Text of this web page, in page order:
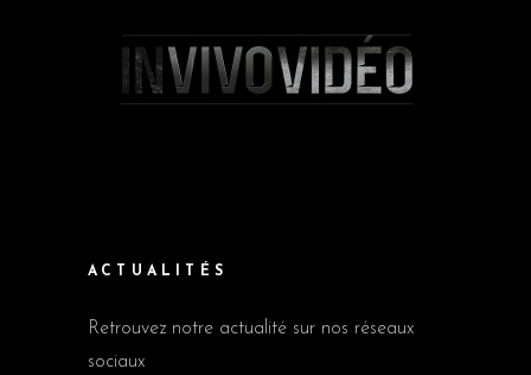
ACTUALITÉS
Retrouvez notre actualité sur nos réseaux
sociaux